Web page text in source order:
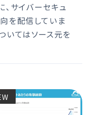
、サイバーセキュ
を配信していま
いてはソース元を